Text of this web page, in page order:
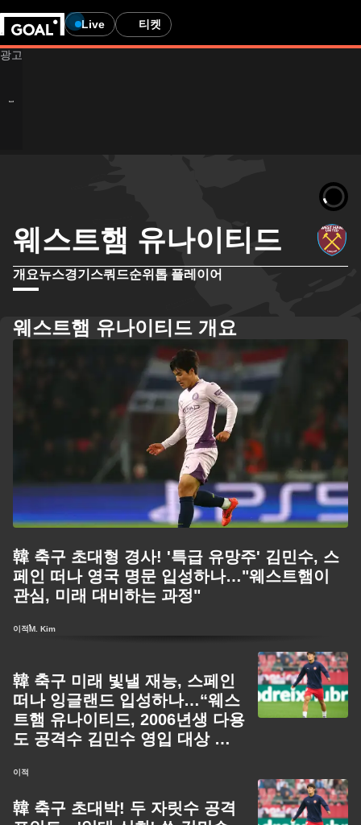
Live 티켓
웨스트햄 유나이티드
개요뉴스경기 스쿼드순위 톱 플레이어
웨스트햄 유나이티드 개요
韓 축구 초대형 경사! '특급 유망주' 김민수, 스
페인 떠나 영국 명문 입성하나…"웨스트햄이
관심, 미래 대비하는 과정"
이적M. Kim
韓 축구 미래 빛낼 재능, 스페인
떠나 잉글랜드 입성하나…“웨스
트햄 유나이티드, 2006년생 다용
도 공격수 김민수 영입 대상 고
이적
韓 축구 초대박! 두 자릿수 공격